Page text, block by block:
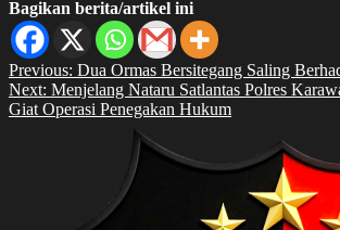
Bagikan berita/artikel ini
Navigasi
pos
Previous: Dua Ormas Bersitegang Saling
Next: Menjelang Nataru Satlantas Polres
Giat Operasi Penegakan Hukum